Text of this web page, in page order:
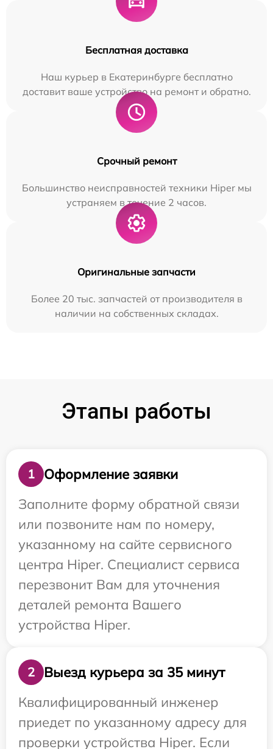
Бесплатная доставка
Наш курьер в Екатеринбурге бесплатно
доставит ваше устройство на ремонт и обратно.
Срочный ремонт
Большинство неисправностей техники Hiper мы
устраняем в течение 2 часов.
Оригинальные запчасти
Более 20 тыс. запчастей от производителя в
наличии на собственных складах.
Этапы работы
1
Оформление заявки
Заполните форму обратной связи
или позвоните нам по номеру,
указанному на сайте сервисного
центра Hiper. Специалист сервиса
перезвонит Вам для уточнения
деталей ремонта Вашего
устройства Hiper.
2
Выезд курьера за 35 минут
Квалифицированный инженер
приедет по указанному адресу для
проверки устройства Hiper. Если